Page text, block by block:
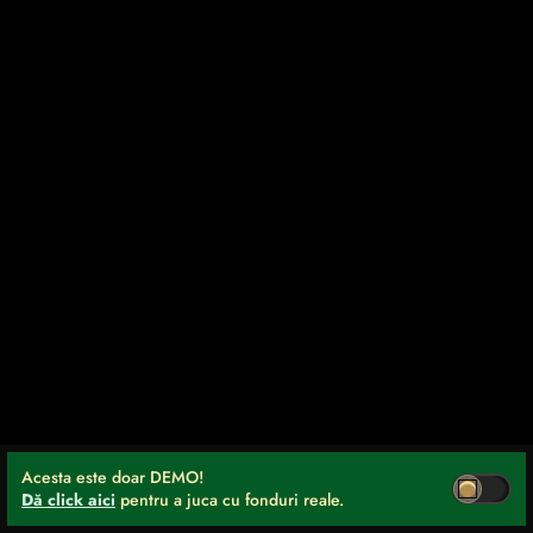
Acesta este doar DEMO!
Dă click aici pentru a juca cu fonduri reale.